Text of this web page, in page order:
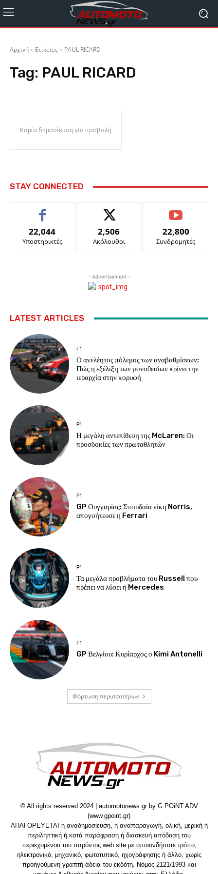
Αρχική Ετικέτες PAUL RICARD
Tag: PAUL RICARD
Καμία δημοσίευση για προβολή
STAY CONNECTED
22,044
Υποστηρικτές
2,506
Ακόλουθοι
22,800
Συνδρομητές
- Advertisement -
LATEST ARTICLES
F1
Ο ανελέητος πόλεμος των αναβαθμίσεων:
Πώς η εξέλιξη των μονοθεσίων κρίνει την
ιεραρχία στην κορυφή
F1
Η μεγάλη αντεπίθεση της McLaren: Οι
προσδοκίες των πρωταθλητών
F1
GP Ουγγαρίας: Σπουδαία νίκη Norris,
απογοήτευσε η Ferrari
F1
Τα μεγάλα προβλήματα του Russell που
πρέπει να λύσει η Mercedes
F1
GP Βελγίου: Κυρίαρχος ο Kimi Antonelli
Φόρτωση περισσοτέρων
© All rights reserved 2024 | automotonews.gr by G POiNT ADV
(www.gpoint.gr)
ΑΠΑΓΟΡΕΥΕΤΑΙ η αναδημοσίευση, η αναπαραγωγή, ολική, μερική ή
περιληπτική ή κατά παράφραση ή διασκευή απόδοση του
περιεχομένου του παρόντος web site με οποιονδήποτε τρόπο,
ηλεκτρονικό, μηχανικό, φωτοτυπικό, ηχογράφησης ή άλλο, χωρίς
προηγούμενη γραπτή άδεια του εκδότη. Νόμος 2121/1993 και